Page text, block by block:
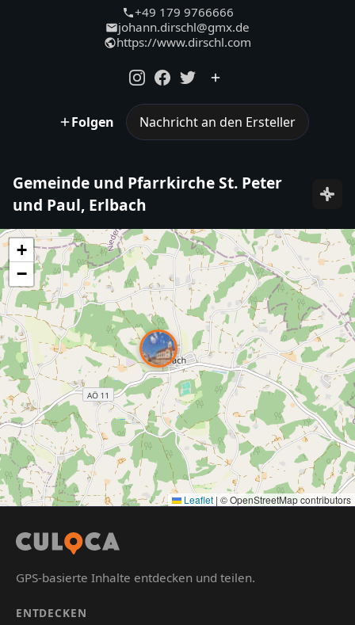
+49 179 9766666
johann.dirschl@gmx.de
https://www.dirschl.com
Folgen Nachricht an den Ersteller
Gemeinde und Pfarrkirche St. Peter
und Paul, Erlbach
+
−
Leaflet | © OpenStreetMap contributors
GPS-basierte Inhalte entdecken und teilen.
ENTDECKEN